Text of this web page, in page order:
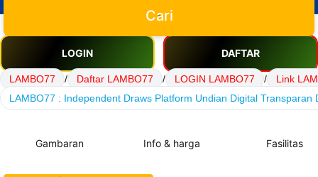
Cari
LOGIN DAFTAR
LAMBO77 / Daftar LAMBO77 / LOGIN LAMBO77 /
Link
LAMBO77 : Independent Draws Platform Undian Digital Transparan
Gambaran Info & harga Fasilitas